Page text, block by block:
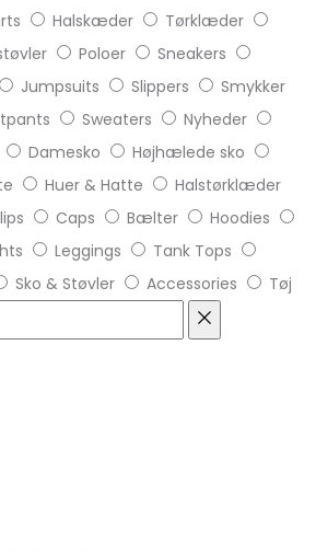
Halskæder
Tørklæder
Poloer
Sneakers
Jumpsuits Slippers
Smykker
Sweaters
Nyheder
Damesko
Højhælede sko
Huer & Hatte
Halstørklæder
Caps Bælter
Hoodies
Leggings
Tank Tops
Sko & Støvler Accessories Tøj